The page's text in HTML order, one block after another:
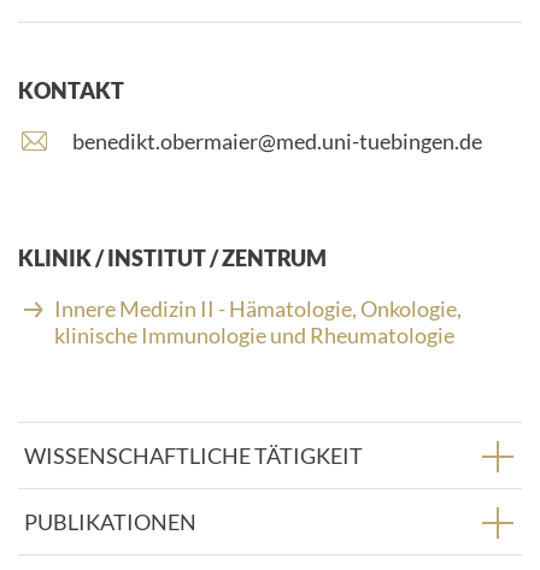
KONTAKT
E
i
l
A
d
s
s
e
:
benedikt.obermaier@med.uni-tuebingen.de
KLINIK / INSTITUT / ZENTRUM
Innere Medizin II - Hämatologie, Onkologie,
klinische Immunologie und Rheumatologie
WISSENSCHAFTLICHE TÄTIGKEIT
PUBLIKATIONEN